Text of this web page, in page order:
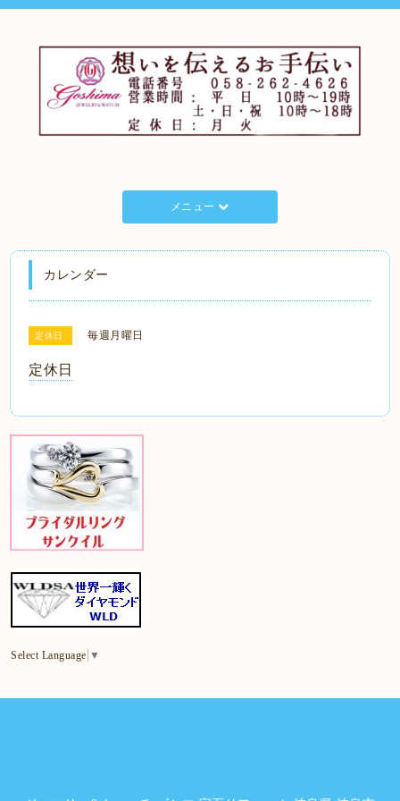
メニュー
カレンダー
定休日 毎週月曜日
定休日
Select Language ▼